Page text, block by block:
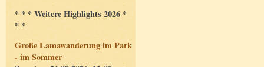
* * * Weitere Highlights 2026 *
* *
Große Lamawanderung im Park
- im Sommer